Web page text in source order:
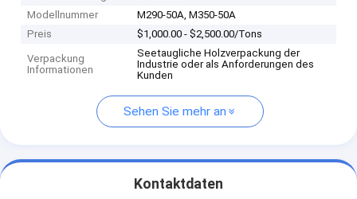
Modellnummer
M290-50A, M350-50A
Preis
$1,000.00 - $2,500.00/Tons
Verpackung
Informationen
Seetaugliche Holzverpackung der
Industrie oder als Anforderungen des
Kunden
Sehen Sie mehr an
Kontaktdaten